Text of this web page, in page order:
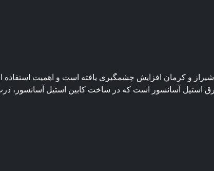
و کرمان افزایش چشمگیری یافته است و اهمیت استفاده
آسانسور است که در ساخت کابین استیل آسانسور،